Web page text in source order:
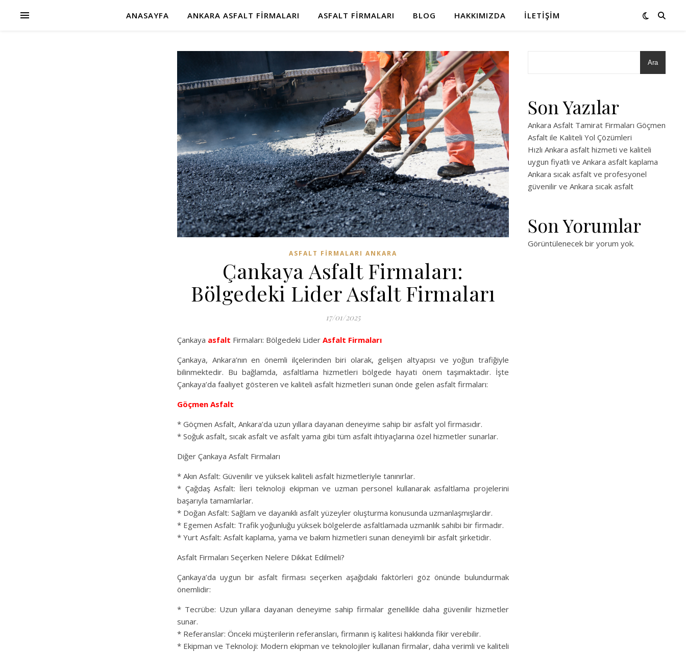
ANASAYFA ANKARA ASFALT FIRMALARI ASFALT FIRMALARI BLOG HAKKIMIZDA İLETIŞIM
ASFALT FIRMALARI ANKARA
Çankaya Asfalt Firmaları:
Bölgedeki Lider Asfalt Firmaları
17/01/2025
Çankaya asfalt Firmaları: Bölgedeki Lider Asfalt Firmaları
Çankaya, Ankara’nın en önemli ilçelerinden biri olarak, gelişen altyapısı ve yoğun trafiğiyle
bilinmektedir. Bu bağlamda, asfaltlama hizmetleri bölgede hayati önem taşımaktadır. İşte
Çankaya’da faaliyet gösteren ve kaliteli asfalt hizmetleri sunan önde gelen asfalt firmaları:
Göçmen Asfalt
* Göçmen Asfalt, Ankara’da uzun yıllara dayanan deneyime sahip bir asfalt yol firmasıdır.
* Soğuk asfalt, sıcak asfalt ve asfalt yama gibi tüm asfalt ihtiyaçlarına özel hizmetler sunarlar.
Diğer Çankaya Asfalt Firmaları
* Akın Asfalt: Güvenilir ve yüksek kaliteli asfalt hizmetleriyle tanınırlar.
* Çağdaş Asfalt: İleri teknoloji ekipman ve uzman personel kullanarak asfaltlama projelerini
başarıyla tamamlarlar.
* Doğan Asfalt: Sağlam ve dayanıklı asfalt yüzeyler oluşturma konusunda uzmanlaşmışlardır.
* Egemen Asfalt: Trafik yoğunluğu yüksek bölgelerde asfaltlamada uzmanlık sahibi bir firmadır.
* Yurt Asfalt: Asfalt kaplama, yama ve bakım hizmetleri sunan deneyimli bir asfalt şirketidir.
Asfalt Firmaları Seçerken Nelere Dikkat Edilmeli?
Çankaya’da uygun bir asfalt firması seçerken aşağıdaki faktörleri göz önünde bulundurmak
önemlidir:
* Tecrübe: Uzun yıllara dayanan deneyime sahip firmalar genellikle daha güvenilir hizmetler
sunar.
* Referanslar: Önceki müşterilerin referansları, firmanın iş kalitesi hakkında fikir verebilir.
* Ekipman ve Teknoloji: Modern ekipman ve teknolojiler kullanan firmalar, daha verimli ve kaliteli
Ara
Son Yazılar
Ankara Asfalt Tamirat Firmaları Göçmen
Asfalt ile Kaliteli Yol Çözümleri
Hızlı Ankara asfalt hizmeti ve kaliteli
uygun fiyatlı ve Ankara asfalt kaplama
Ankara sıcak asfalt ve profesyonel
güvenilir ve Ankara sıcak asfalt
Son Yorumlar
Görüntülenecek bir yorum yok.